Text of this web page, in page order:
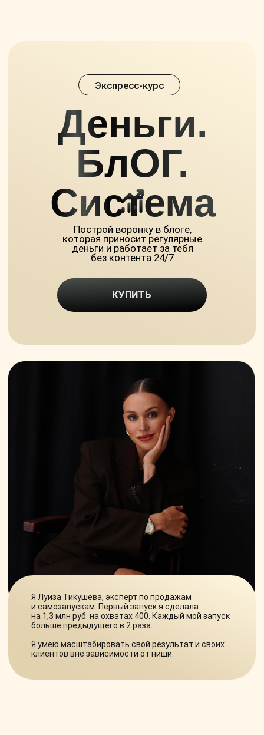
Деньги.
БлОГ.
Система
КУПИТЬ
Построй воронку в блоге,
которая приносит регулярные
деньги и работает за тебя
Я Луиза Тикушева, эксперт по продажам
и самозапускам. Первый запуск я сделала
на 1,3 млн руб. на охватах 400. Каждый мой запуск
больше предыдущего в 2 раза.
Я умею масштабировать свой результат и своих
Сделаете сильную упаковку блога,
и акутальных
УПАКОВКА БЛОГА
4
УРОКА: